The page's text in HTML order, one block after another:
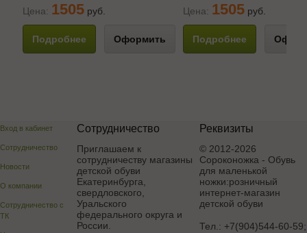
Цена: 1505 руб.
Подробнее Оформить
Цена: 1505 руб.
Подробнее
Вход в кабинет
Сотрудничество
Новости
О компании
Сотрудничество с
ТК
Сотрудничество
Приглашаем к
сотрудничеству магазины
детской обуви
Екатеринбурга,
свердловского,
Уральского
федерального округа и
России.
Реквизиты
© 2012-2026
Сороконожка - Обувь
для маленькой
ножки:розничный
интернет-магазин
детской обуви
Тел.: +7(904)544-60-59;